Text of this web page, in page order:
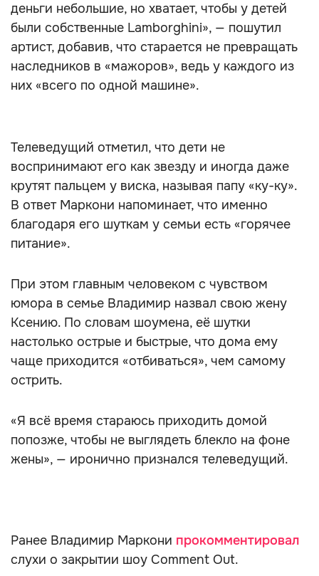
деньги небольшие, но хватает, чтобы у детей
были собственные Lamborghini», — пошутил
артист, добавив, что старается не превращать
наследников в «мажоров», ведь у каждого из
них «всего по одной машине».
Телеведущий отметил, что дети не
воспринимают его как звезду и иногда даже
крутят пальцем у виска, называя папу «ку-ку».
В ответ Маркони напоминает, что именно
благодаря его шуткам у семьи есть «горячее
питание».
При этом главным человеком с чувством
юмора в семье Владимир назвал свою жену
Ксению. По словам шоумена, её шутки
настолько острые и быстрые, что дома ему
чаще приходится «отбиваться», чем самому
острить.
«Я всё время стараюсь приходить домой
попозже, чтобы не выглядеть блекло на фоне
жены», — иронично признался телеведущий.
Ранее Владимир Маркони прокомментировал
слухи о закрытии шоу Comment Out.